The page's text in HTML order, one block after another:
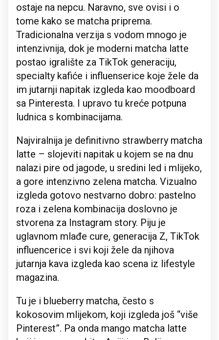
ostaje na nepcu. Naravno, sve ovisi i o
tome kako se matcha priprema.
Tradicionalna verzija s vodom mnogo je
intenzivnija, dok je moderni matcha latte
postao igralište za TikTok generaciju,
specialty kafiće i influenserice koje žele da
im jutarnji napitak izgleda kao moodboard
sa Pinteresta. I upravo tu kreće potpuna
ludnica s kombinacijama.
Najviralnija je definitivno strawberry matcha
latte – slojeviti napitak u kojem se na dnu
nalazi pire od jagode, u sredini led i mlijeko,
a gore intenzivno zelena matcha. Vizualno
izgleda gotovo nestvarno dobro: pastelno
roza i zelena kombinacija doslovno je
stvorena za Instagram story. Piju je
uglavnom mlađe cure, generacija Z, TikTok
influencerice i svi koji žele da njihova
jutarnja kava izgleda kao scena iz lifestyle
magazina.
Tu je i blueberry matcha, često s
kokosovim mlijekom, koji izgleda još “više
Pinterest”. Pa onda mango matcha latte